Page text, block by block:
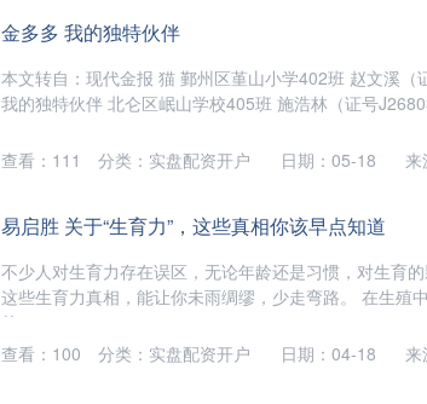
金多多 我的独特伙伴
本文转自：现代金报 猫 鄞州区堇山小学402班 赵文溪
我的独特伙伴 北仑区岷山学校405班 施浩林（证号
日期：05-18
查看： 111 分类： 实盘配资开户
易启胜 关于“生育力”，这些真相你该早点知道
不少人对生育力存在误区，无论年龄还是习惯，对生育
这些生育力真相，能让你未雨绸缪，少走弯路。 在生殖
的....
日期：04-18
查看： 100 分类： 实盘配资开户